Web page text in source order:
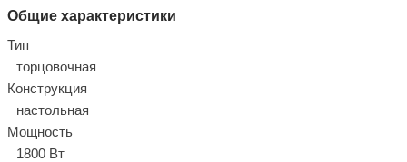
Общие характеристики
Тип
торцовочная
Конструкция
настольная
Мощность
1800 Вт